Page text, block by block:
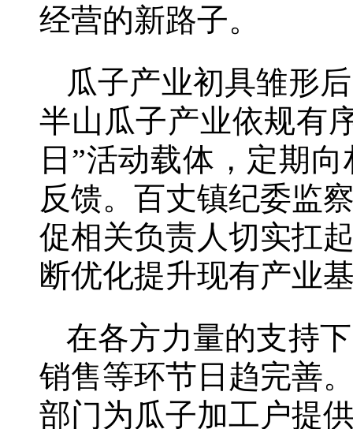
经营的新路子。
瓜子产业初具雏形
半山瓜子产业依规有
日”活动载体，定期
反馈。百丈镇纪委监
促相关负责人切实扛
断优化提升现有产业
在各方力量的支持
销售等环节日趋完善
部门为瓜子加工户提